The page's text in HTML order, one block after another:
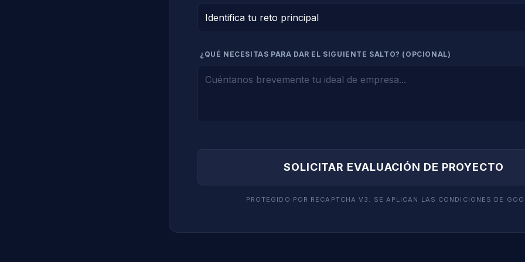
¿QUÉ NECESITAS PARA DAR EL SIGUIENTE SALTO? (OPCIONAL)
SOLICITAR EVALUACIÓN DE PROYECTO
PROTEGIDO POR RECAPTCHA V3. SE APLICAN LAS CONDICIONES DE